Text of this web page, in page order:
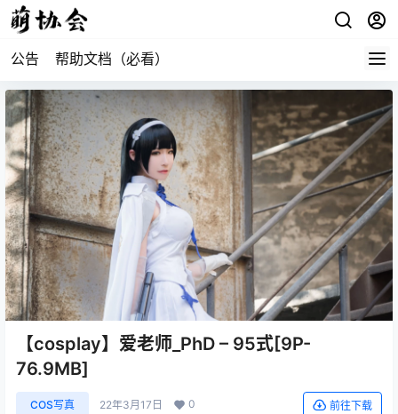
公告 帮助文档（必看）
【cosplay】爱老师_PhD – 95式[9P-
76.9MB]
COS写真 22年3月17日 0 前往下载